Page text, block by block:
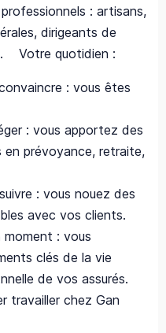
: artisans,
dirigeants de
Votre quotidien :
: vous êtes
: vous apportez des
en prévoyance, retraite,
: vous nouez des
avec vos clients.
moment : vous
clés de la vie
de vos assurés.
travailler chez Gan